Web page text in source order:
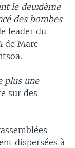
le deuxième
des bombes
leader du
de Marc
plus une
sur des
dispersées à